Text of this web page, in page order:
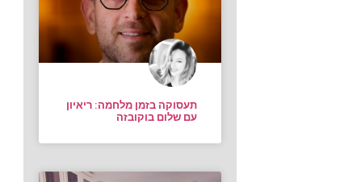
תעסוקה בזמן מלחמה: ריאיון
עם שלום בוקובזה